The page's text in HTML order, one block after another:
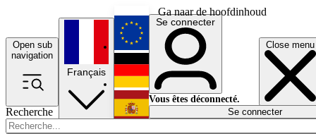
Ga naar de hoofdinhoud
Open sub
navigation
Close menu
Recherche
Français
English
Deutsch
Español
Se connecter
Vous êtes déconnecté.
Se connecter